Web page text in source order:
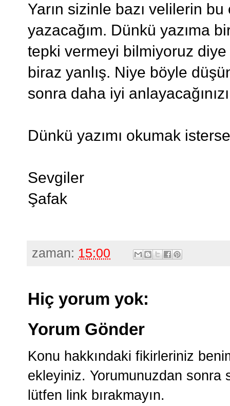
Yarın sizinle bazı velilerin bu
yazacağım. Dünkü yazıma
tepki vermeyi bilmiyoruz
biraz yanlış. Niye böyle
sonra daha iyi
Dünkü yazımı okumak
Sevgiler
Şafak
zaman: 15:00
Hiç yorum yok:
Yorum Gönder
Konu hakkındaki fikirleriniz
ekleyiniz. Yorumunuzdan
lütfen link bırakmayın.